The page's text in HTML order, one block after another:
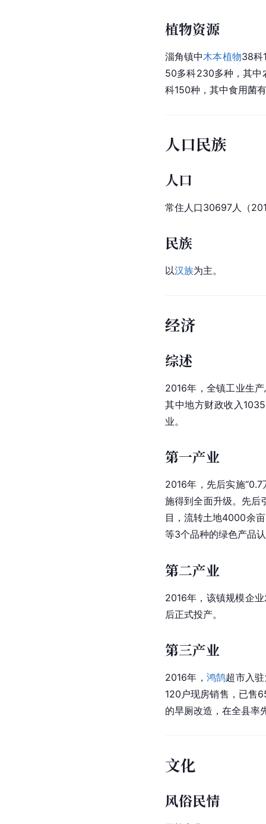
植物资源
淄角镇中木本植物38科
50多科230多种，其中
科150种，其中食用菌
人口民族
人口
常住人口30697人（
民族
以汉族为主。
经济
综述
2016年，全镇工业生
其中地方财政收入
业。
第一产业
2016年，先后实施
施得到全面升级。先后
目，流转土地4000余
等3个品种的绿色产品
第二产业
2016年，该镇规模企
后正式投产。
第三产业
2016年， 鸿鹄超市入
120户现房销售，已售
的旱厕改造，在全县率
文化
风俗民情